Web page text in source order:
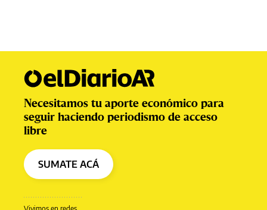
Necesitamos tu aporte económico para
seguir haciendo periodismo de acceso
libre
SUMATE ACÁ